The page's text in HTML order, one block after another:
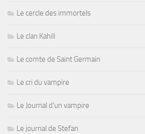
Le cercle des immortels
Le clan Kahill
Le comte de Saint Germain
Le cri du vampire
Le Journal d'un vampire
Le journal de Stefan